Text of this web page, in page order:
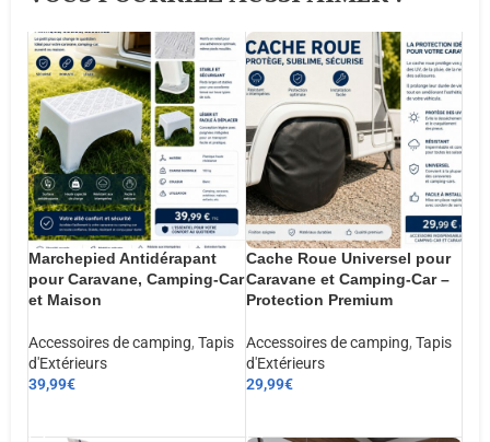
Marchepied Antidérapant
pour Caravane, Camping-Car
et Maison
Accessoires de camping, Tapis
d'Extérieurs
39,99€
Cache Roue Universel pour
Caravane et Camping-Car –
Protection Premium
Accessoires de camping, Tapis
d'Extérieurs
29,99€